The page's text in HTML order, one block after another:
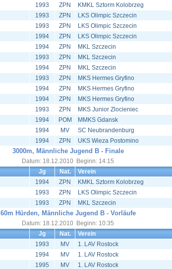
1993 ZPN
KMKL Sztorm Kolobrzeg
1993 ZPN
LKS Olimpic Szczecin
1993 ZPN
LKS Olimpic Szczecin
1994 ZPN
LKS Olimpic Szczecin
1994 ZPN
MKL Szczecin
1993 ZPN
MKL Szczecin
1994 ZPN
MKL Szczecin
1993 ZPN MKS Hermes Gryfino
1994 ZPN MKS Hermes Gryfino
1994 ZPN MKS Hermes Gryfino
1993 ZPN MKS Junior Zlocieniec
1994 POM
MMKS Gdansk
1994 MV
SC Neubrandenburg
1994 ZPN UKS Wieza Postomino
3000m, Männliche Jugend B - Finale
Datum: 18.12.2010 Beginn: 14:15
Jg Nat. Verein
1994 ZPN
KMKL Sztorm Kolobrzeg
1993 ZPN
LKS Olimpic Szczecin
1993 ZPN MKL Szczecin
60m Hürden, Männliche Jugend B - Vorläufe
Datum: 18.12.2010 Beginn: 10:35
Jg Nat. Verein
1993 MV 1. LAV Rostock
1994 MV 1. LAV Rostock
1995 MV
1. LAV Rostock